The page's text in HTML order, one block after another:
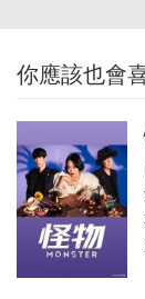
你應該也會